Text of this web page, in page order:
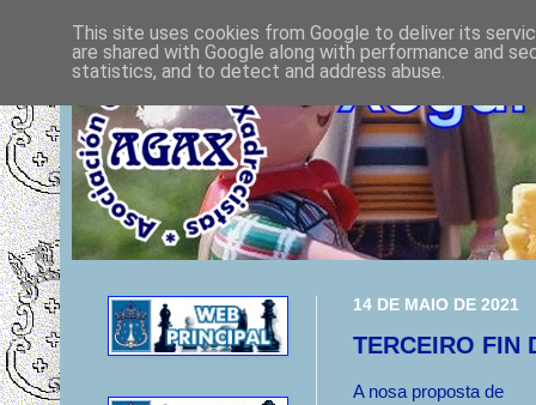
14 DE MAIO DE 2021
TERCEIRO FIN
A nosa proposta de
This site uses cookies from Google to deliver its
are shared with Google along with performance and
statistics, and to detect and address abuse.